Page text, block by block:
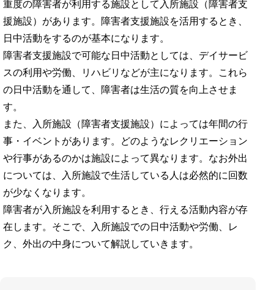
重度の障害者が利用する施設として入所施設（障害者支
援施設）があります。障害者支援施設を活用するとき、
日中活動をするのが基本になります。
障害者支援施設で可能な日中活動としては、デイサービ
スの利用や労働、リハビリなどが主になります。これら
の日中活動を通して、障害者は生活の質を向上させま
す。
また、入所施設（障害者支援施設）によっては年間の行
事・イベントがあります。どのようなレクリエーション
や行事があるのかは施設によって異なります。なお外出
については、入所施設で生活している人は必然的に回数
が少なくなります。
障害者が入所施設を利用するとき、行える活動内容が存
在します。そこで、入所施設での日中活動や労働、レ
ク、外出の中身について解説していきます。